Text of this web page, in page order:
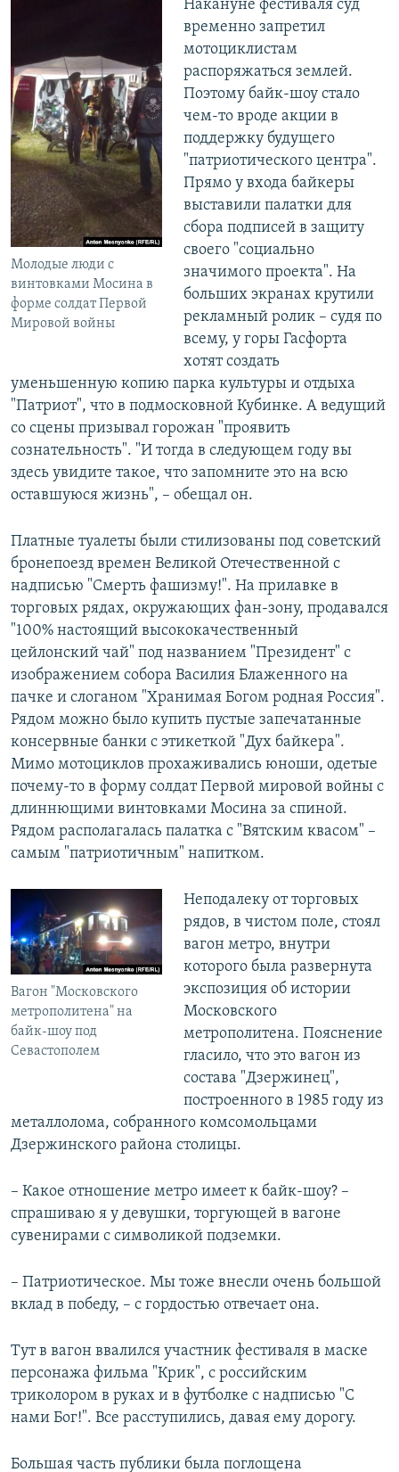
Молодые люди с
винтовками Мосина в
форме солдат Первой
Мировой войны
Накануне фестиваля суд
временно запретил
мотоциклистам
распоряжаться землей.
Поэтому байк-шоу стало
чем-то вроде акции в
поддержку будущего
"патриотического центра".
Прямо у входа байкеры
выставили палатки для
сбора подписей в защиту
своего "социально
значимого проекта". На
больших экранах крутили
рекламный ролик – судя по
всему, у горы Гасфорта
хотят создать
уменьшенную копию парка культуры и отдыха
"Патриот", что в подмосковной Кубинке. А ведущий
со сцены призывал горожан "проявить
сознательность". "И тогда в следующем году вы
здесь увидите такое, что запомните это на всю
оставшуюся жизнь", – обещал он.
Платные туалеты были стилизованы под советский
бронепоезд времен Великой Отечественной с
надписью "Смерть фашизму!". На прилавке в
торговых рядах, окружающих фан-зону, продавался
"100% настоящий высококачественный
цейлонский чай" под названием "Президент" с
изображением собора Василия Блаженного на
пачке и слоганом "Хранимая Богом родная Россия".
Рядом можно было купить пустые запечатанные
консервные банки с этикеткой "Дух байкера".
Мимо мотоциклов прохаживались юноши, одетые
почему-то в форму солдат Первой мировой войны с
длиннющими винтовками Мосина за спиной.
Рядом располагалась палатка с "Вятским квасом" –
самым "патриотичным" напитком.
Вагон "Московского
метрополитена" на
байк-шоу под
Севастополем
Неподалеку от торговых
рядов, в чистом поле, стоял
вагон метро, внутри
которого была развернута
экспозиция об истории
Московского
метрополитена. Пояснение
гласило, что это вагон из
состава "Дзержинец",
построенного в 1985 году из
металлолома, собранного комсомольцами
Дзержинского района столицы.
– Какое отношение метро имеет к байк-шоу? –
спрашиваю я у девушки, торгующей в вагоне
сувенирами с символикой подземки.
– Патриотическое. Мы тоже внесли очень большой
вклад в победу, – с гордостью отвечает она.
Тут в вагон ввалился участник фестиваля в маске
персонажа фильма "Крик", с российским
триколором в руках и в футболке с надписью "С
нами Бог!". Все расступились, давая ему дорогу.
Большая часть публики была поглощена